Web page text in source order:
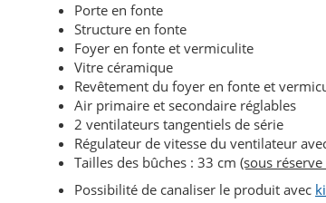
Porte en fonte
Structure en fonte
Foyer en fonte et vermiculite
Vitre céramique
Revêtement du foyer en fonte et
Air primaire et secondaire réglables
2 ventilateurs tangentiels de série
Régulateur de vitesse du ventilateur
Tailles des bûches : 33 cm(sous
Possibilité de canaliser le produit avec